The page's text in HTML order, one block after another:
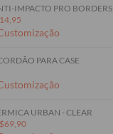
IMPACTO PRO BORDERS
PARA CASE
URBAN - CLEAR